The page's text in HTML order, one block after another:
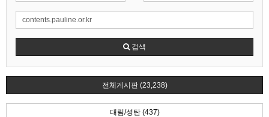
검색
전체게시판 (23,238)
대림/성탄 (437)